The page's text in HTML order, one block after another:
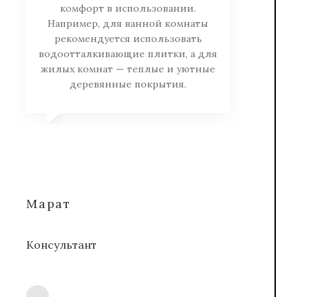
комфорт в использовании.
Например, для ванной комнаты
рекомендуется использовать
водоотталкивающие плитки, а для
жилых комнат — теплые и уютные
деревянные покрытия.
Марат
Консультант